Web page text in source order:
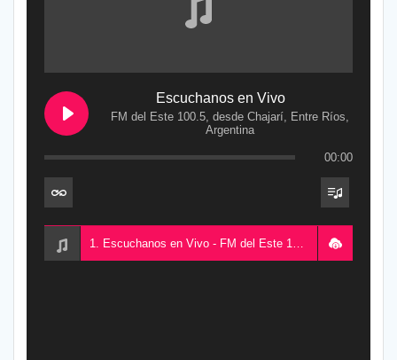
Escuchanos en Vivo
FM del Este 100.5, desde Chajarí, Entre Ríos,
Argentina
00:00
1. Escuchanos en Vivo - FM del Este 100.5, desde Chajarí, Entre Ríos, Argentina